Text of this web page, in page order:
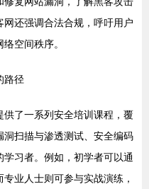
还强调合法合规，呼吁用户
空间秩序。
路径
了一系列安全培训课程，覆
扫描与渗透测试、安全编码
习者。例如，初学者可以通
业人士则可参与实战演练，